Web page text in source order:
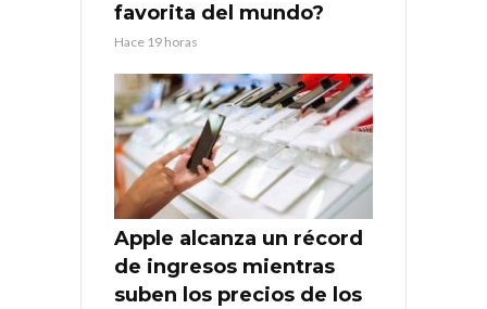
favorita del mundo?
Hace 19 horas
Apple alcanza un récord
de ingresos mientras
suben los precios de los